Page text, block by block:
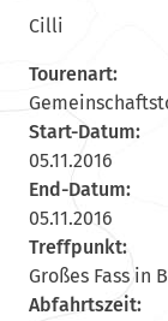
Cilli
Tourenart:
Start-Datum:
05.11.2016
End-Datum:
05.11.2016
Treffpunkt:
Großes Fass in
Abfahrtszeit: